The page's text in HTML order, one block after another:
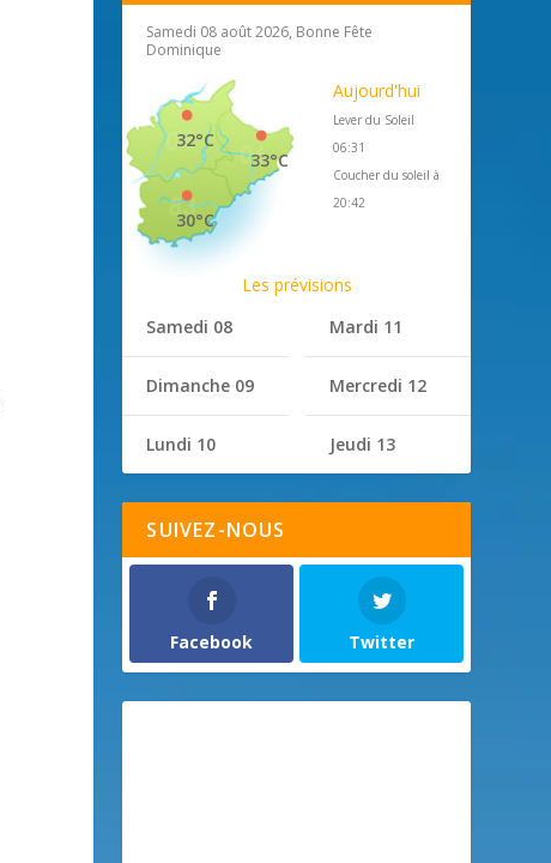
Samedi 08 août 2026, Bonne Fête
Dominique
33°C
32°C
30°C
Aujourd'hui
Lever du Soleil
06:31
Coucher du soleil à
20:42
Les prévisions
Samedi 08
Dimanche 09
Lundi 10
Mardi 11
Mercredi 12
Jeudi 13
SUIVEZ-NOUS
Facebook Twitter